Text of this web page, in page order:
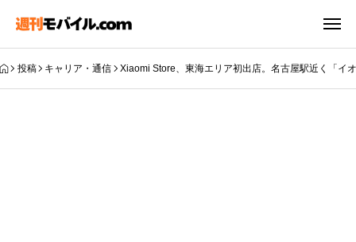
投稿 キャリア・通信 Xiaomi Store、東海エリア初出店。名古屋駅近く「イ